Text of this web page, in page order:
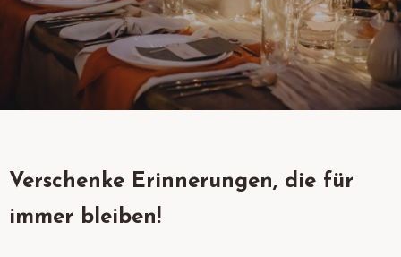
Verschenke Erinnerungen, die für
immer bleiben!